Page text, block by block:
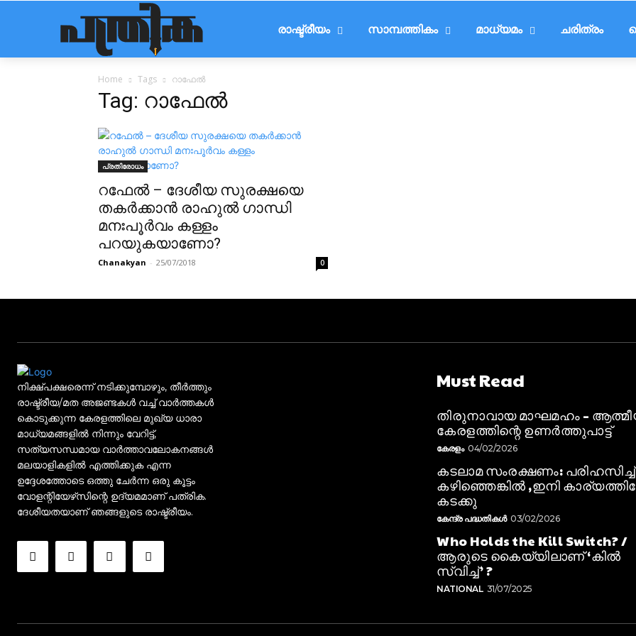
രാഷ്ട്രീയം സാമ്പത്തികം മാധ്യമം ചരിത്രം
Home Tags റാഫേൽ
Tag: റാഫേൽ
പ്രതിരോധം
റഫേൽ – ദേശീയ സുരക്ഷയെ
തകർക്കാൻ രാഹുൽ ഗാന്ധി
മനഃപൂർവം കള്ളം
പറയുകയാണോ?
Chanakyan - 25/07/2018 0
നിക്ഷ്പക്ഷരെന്ന് നടിക്കുമ്പോഴും, തീർത്തും
രാഷ്ട്രീയ/മത അജണ്ടകൾ വച്ച് വാർത്തകൾ
കൊടുക്കുന്ന കേരളത്തിലെ മുഖ്യ ധാരാ
മാധ്യമങ്ങളിൽ നിന്നും വേറിട്ട്,
സത്യസന്ധമായ വാർത്താവലോകനങ്ങൾ
മലയാളികളിൽ എത്തിക്കുക എന്ന
ഉദ്ദേശത്തോടെ ഒത്തു ചേർന്ന ഒരു കൂട്ടം
വോളന്റിയേഴ്‌സിന്റെ ഉദ്യമമാണ് പത്രിക.
ദേശീയതയാണ് ഞങ്ങളുടെ രാഷ്ട്രീയം.
Must Read
തിരുനാവായ മാഘമഹം –
കേരളത്തിന്റെ ഉണർത്തുപാട്ട്
കേരളം 04/02/2026
കടലാമ സംരക്ഷണം: പരിഹസിച്ച്
കഴിഞ്ഞെങ്കിൽ ,ഇനി
കടക്കു
കേന്ദ്ര പദ്ധതികൾ 03/02/2026
Who Holds the Kill Switch? /
ആരുടെ കൈയ്യിലാണ് ‘കിൽ
സ്വിച്ച്’ ?
NATIONAL 31/07/2025